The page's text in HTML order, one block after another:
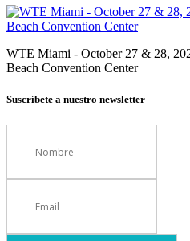
WTE Miami - October 27 & 28,
Beach Convention Center
Suscríbete a nuestro newsletter